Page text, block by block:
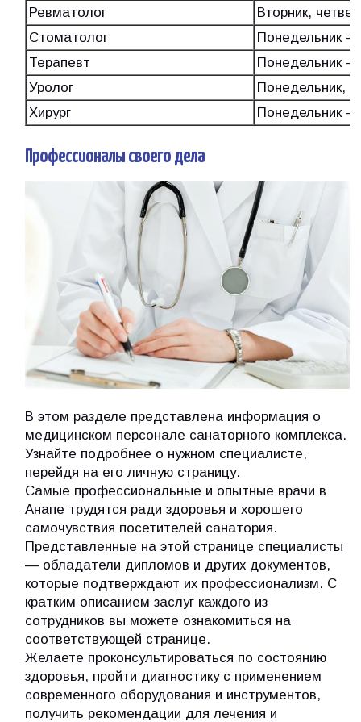
Ревматолог
Вторник,
Стоматолог
Понедельник -
Терапевт
Понедельник -
Уролог
Понедельник,
Хирург
Понедельник -
Профессионалы своего дела
В этом разделе представлена информация о
медицинском персонале санаторного комплекса.
Узнайте подробнее о нужном специалисте,
перейдя на его личную страницу.
Самые профессиональные и опытные врачи в
Анапе трудятся ради здоровья и хорошего
самочувствия посетителей санатория.
Представленные на этой странице специалисты
— обладатели дипломов и других документов,
которые подтверждают их профессионализм. С
кратким описанием заслуг каждого из
сотрудников вы можете ознакомиться на
соответствующей странице.
Желаете проконсультироваться по состоянию
здоровья, пройти диагностику с применением
современного оборудования и инструментов,
получить рекомендации для лечения и